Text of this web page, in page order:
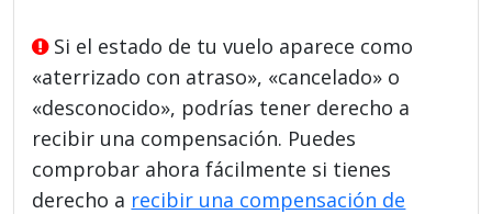
Si el estado de tu vuelo aparece como
«aterrizado con atraso», «cancelado» o
«desconocido», podrías tener derecho a
recibir una compensación. Puedes
comprobar ahora fácilmente si tienes
derecho a recibir una compensación de